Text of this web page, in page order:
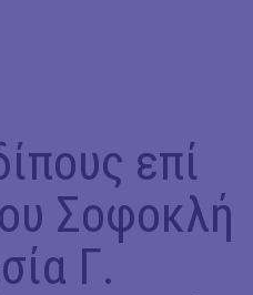
επί
Σοφοκλή
Γ.